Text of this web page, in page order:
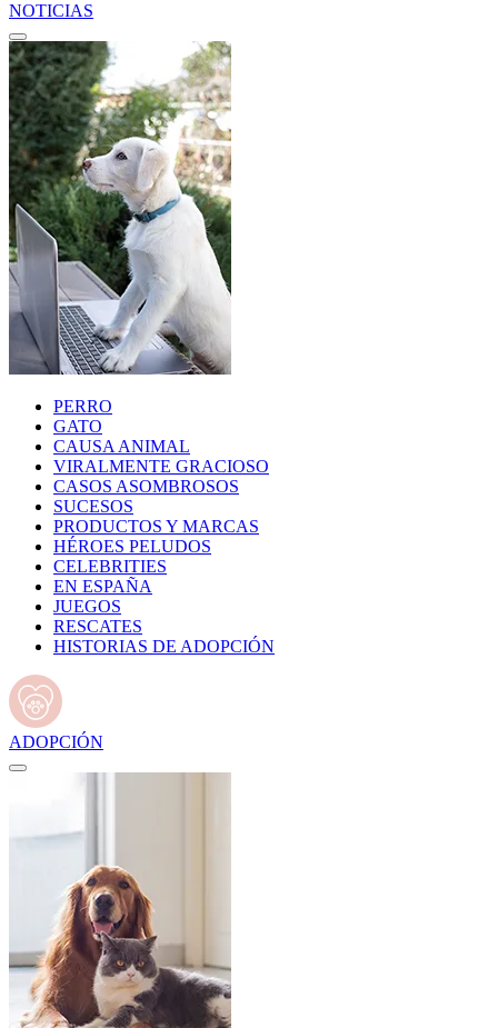
NOTICIAS
PERRO
GATO
CAUSA ANIMAL
VIRALMENTE GRACIOSO
CASOS ASOMBROSOS
SUCESOS
PRODUCTOS Y MARCAS
HÉROES PELUDOS
CELEBRITIES
EN ESPAÑA
JUEGOS
RESCATES
HISTORIAS DE ADOPCIÓN
ADOPCIÓN